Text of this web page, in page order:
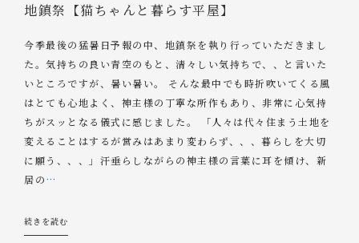
地鎮祭【猫ちゃんと暮らす平屋】
今季最後の猛暑日予報の中、地鎮祭を執り行っていただきまし
た。気持ちの良い青空のもと、清々しい気持ちで、、と言いた
いところですが、暑い暑い。 そんな最中でも時折吹いてくる風
はとても心地よく、神主様の丁寧な所作もあり、非常に心気持
ちがスッとなる儀式に感じました。 「人々は代々住まう土地を
変えることはするが営みはあまり変わらず、、、暮らしを大切
に願う、、、」汗垂らしながらの神主様の言葉に耳を傾け、新
居の…
続きを読む